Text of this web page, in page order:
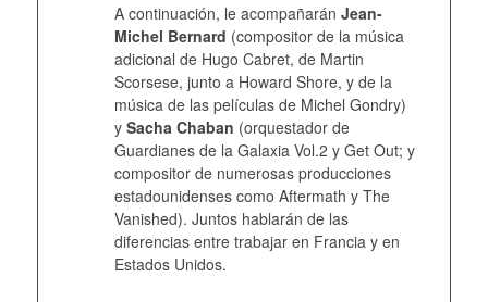
A continuación, le acompañarán Jean-
Michel Bernard (compositor de la música
adicional de Hugo Cabret, de Martin
Scorsese, junto a Howard Shore, y de la
música de las películas de Michel Gondry)
y Sacha Chaban (orquestador de
Guardianes de la Galaxia Vol.2 y Get Out; y
compositor de numerosas producciones
estadounidenses como Aftermath y The
Vanished). Juntos hablarán de las
diferencias entre trabajar en Francia y en
Estados Unidos.